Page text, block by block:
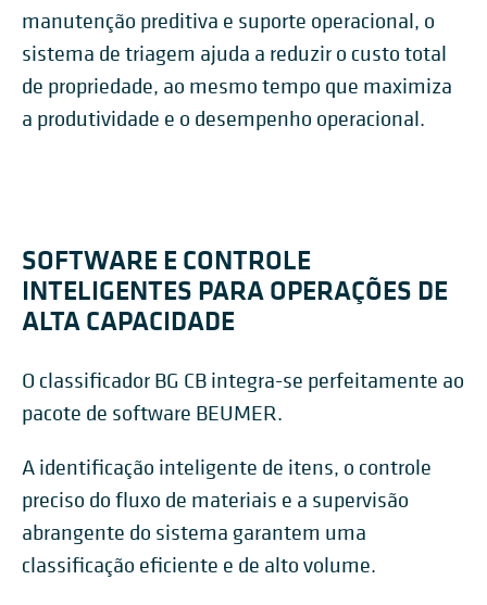
manutenção preditiva e suporte operacional, o
sistema de triagem ajuda a reduzir o custo total
de propriedade, ao mesmo tempo que maximiza
a produtividade e o desempenho operacional.
SOFTWARE E CONTROLE
INTELIGENTES PARA OPERAÇÕES DE
ALTA CAPACIDADE
O classificador BG CB integra-se perfeitamente ao
pacote de software BEUMER.
A identificação inteligente de itens, o controle
preciso do fluxo de materiais e a supervisão
abrangente do sistema garantem uma
classificação eficiente e de alto volume.